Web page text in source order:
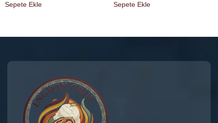
Sepete Ekle Sepete Ekle